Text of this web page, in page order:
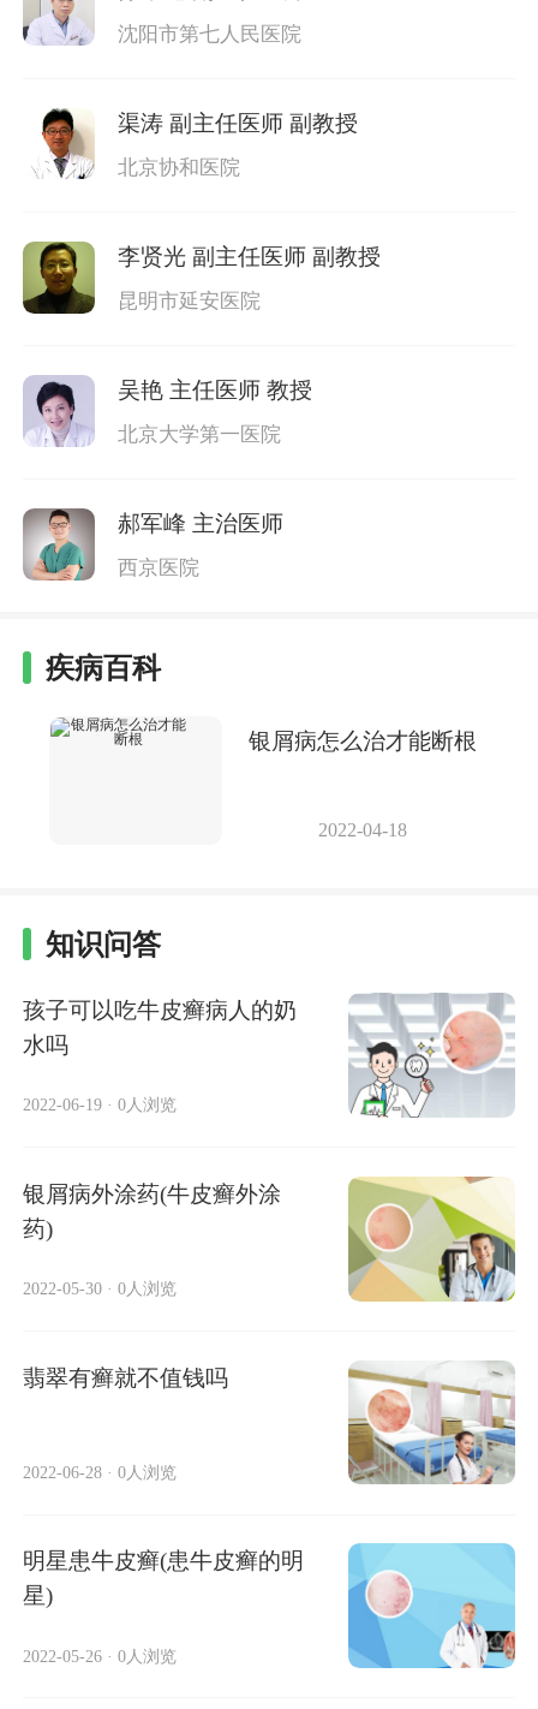
沈阳市第七人民医院
渠涛 副主任医师 副教授
北京协和医院
李贤光 副主任医师 副教授
昆明市延安医院
吴艳 主任医师 教授
北京大学第一医院
郝军峰 主治医师
西京医院
疾病百科
银屑病怎么治才能断根
2022-04-18
知识问答
孩子可以吃牛皮癣病人的奶
水吗
2022-06-19 · 0人浏览
银屑病外涂药(牛皮癣外涂
药)
2022-05-30 · 0人浏览
翡翠有癣就不值钱吗
2022-06-28 · 0人浏览
明星患牛皮癣(患牛皮癣的明
星)
2022-05-26 · 0人浏览